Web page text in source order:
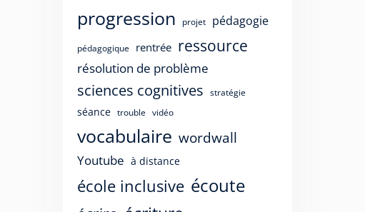
progression projet pédagogie
pédagogique rentrée ressource
résolution de problème
sciences cognitives stratégie
séance trouble vidéo
vocabulaire wordwall
Youtube à distance
école inclusive écoute